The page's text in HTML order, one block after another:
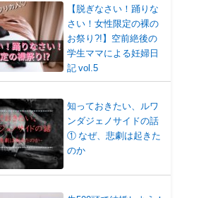
【脱ぎなさい！踊りな
さい！女性限定の裸の
お祭り?!】空前絶後の
学生ママによる妊婦日
記 vol.5
知っておきたい、ルワ
ンダジェノサイドの話
① なぜ、悲劇は起きた
のか